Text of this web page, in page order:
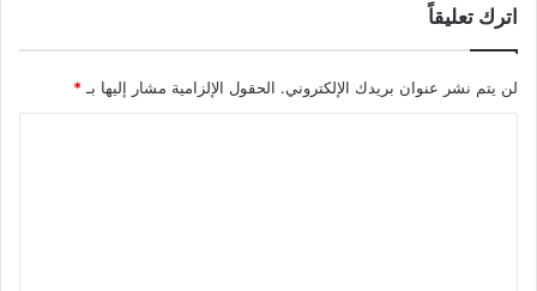
اترك تعليقاً
لن يتم نشر عنوان بريدك الإلكتروني. الحقول الإلزامية مشار إليها بـ *